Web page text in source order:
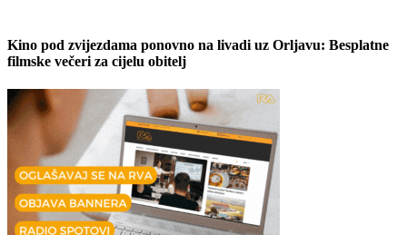
Kino pod zvijezdama ponovno na livadi uz Orljavu: Besplatne
filmske večeri za cijelu obitelj